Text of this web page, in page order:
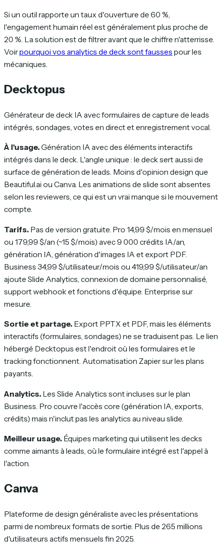
Si un outil rapporte un taux d'ouverture de 60 %,
l'engagement humain réel est généralement plus proche de
20 %. La solution est de filtrer avant que le chiffre n'atterrisse.
Voirpourquoi vos analytics de deck sont fausses pour les
mécaniques.
Decktopus
Générateur de deck IA avec formulaires de capture de leads
intégrés, sondages, votes en direct et enregistrement vocal.
À l'usage.Génération IA avec des éléments interactifs
intégrés dans le deck. L'angle unique : le deck sert aussi de
surface de génération de leads. Moins d'opinion design que
Beautiful.ai ou Canva. Les animations de slide sont absentes
selon les reviewers, ce qui est un vrai manque si le mouvement
compte.
Tarifs. Pas de version gratuite. Pro 14,99 $/mois en mensuel
ou 179,99 $/an (~15 $/mois) avec 9 000 crédits IA/an,
génération IA, génération d'images IA et export PDF.
Business 34,99 $/utilisateur/mois ou 419,99 $/utilisateur/an
ajoute Slide Analytics, connexion de domaine personnalisé,
support webhook et fonctions d'équipe. Enterprise sur
mesure.
Sortie et partage. Export PPTX et PDF, mais les éléments
interactifs (formulaires, sondages) ne se traduisent pas. Le lien
hébergé Decktopus est l'endroit où les formulaires et le
tracking fonctionnent. Automatisation Zapier sur les plans
payants.
Analytics. Les Slide Analytics sont incluses sur le plan
Business. Pro couvre l'accès core (génération IA, exports,
crédits) mais n'inclut pas les analytics au niveau slide.
Meilleur usage. Équipes marketing qui utilisent les decks
comme aimants à leads, où le formulaire intégré est l'appel à
l'action.
Canva
Plateforme de design généraliste avec les présentations
parmi de nombreux formats de sortie. Plus de 265 millions
d'utilisateurs actifs mensuels fin 2025.